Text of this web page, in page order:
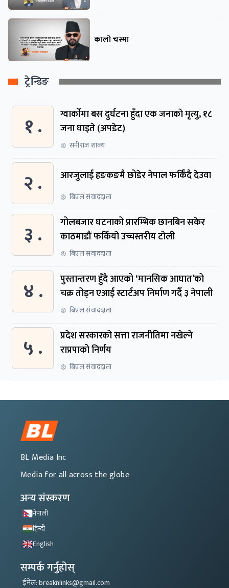
कालो चस्मा
ट्रेन्डिङ
१ .
ग्वार्काेमा बस दुर्घटना हुँदा एक जनाकाे मृत्यु, १८
जना घाइते (अपडेट)
सनीराज शाक्य
२ . आरजुलाई हङकङमै छोडेर नेपाल फर्किँदै देउवा
बिएल संवाददाता
३ .
गोलबजार घटनाको प्रारम्भिक छानबिन सकेर
काठमाडौं फर्कियो उच्चस्तरीय टोली
बिएल संवाददाता
४ .
पुस्तान्तरण हुँदै आएको ‘मानसिक आघात’को
चक्र तोड्न एआई स्टार्टअप निर्माण गर्दै ३ नेपाली
बिएल संवाददाता
५ .
प्रदेश सरकारको सत्ता राजनीतिमा नखेल्ने
राप्रपाको निर्णय
बिएल संवाददाता
BL Media Inc
Media for all across the globe
अन्य संस्करण
नेपाली
हिन्दी
English
सम्पर्क गर्नुहोस्
ईमेल: breaknlinks@gmail.com